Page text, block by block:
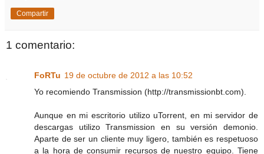
Compartir
1 comentario:
FoRTu 19 de octubre de 2012 a las 10:52
Yo recomiendo Transmission (http://transmissionbt.com).
Aunque en mi escritorio utilizo uTorrent, en mi servidor de
descargas utilizo Transmission en su versión demonio.
Aparte de ser un cliente muy ligero, también es respetuoso
a la hora de consumir recursos de nuestro equipo. Tiene